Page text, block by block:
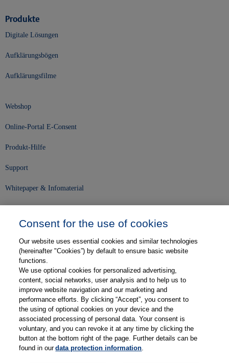
Produkte
Digitale Lösungen
Aufklärungsbögen
Aufklärungsfilme
Webshop
Online-Portal E-Consent
Produkt-Hilfe
Support
Whitepaper & Infomaterial
Karriere
Kontakt
Web-Semniare
Anwenderberichte
Partner
Consent for the use of cookies
Our website uses essential cookies and similar technologies
(hereinafter "Cookies”) by default to ensure basic website
functions.
We use optional cookies for personalized advertising,
content, social networks, user analysis and to help us to
improve website navigation and our marketing and
performance efforts. By clicking “Accept”, you consent to
the using of optional cookies on your device and the
associated processing of personal data. Your consent is
voluntary, and you can revoke it at any time by clicking the
button at the bottom right of the page. Further details can be
found in ourdata protection information.